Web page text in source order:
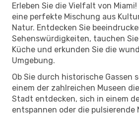
Erleben Sie die Vielfalt von
eine perfekte Mischung aus
Natur. Entdecken Sie
Sehenswürdigkeiten, tauchen
Küche und erkunden Sie die
Umgebung.
Ob Sie durch historische Gassen
einem der zahlreichen Museen
Stadt entdecken, sich in einem
entspannen oder die pulsierende